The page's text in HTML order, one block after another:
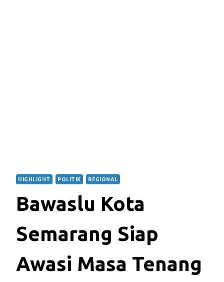
HIGHLIGHT POLITIK REGIONAL
Bawaslu Kota
Semarang Siap
Awasi Masa Tenang